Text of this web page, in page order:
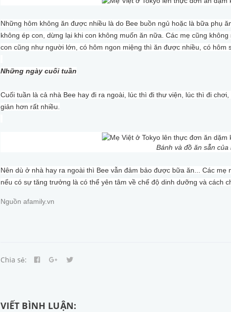
Những hôm không ăn được nhiều là do Bee buồn ngủ hoặc là bữa phụ
không ép con, dừng lại khi con không muốn ăn nữa. Các mẹ cũng không
con cũng như người lớn, có hôm ngon miệng thì ăn được nhiều, có hôm
Những ngày cuối tuần
Cuối tuần là cả nhà Bee hay đi ra ngoài, lúc thì đi thư viện, lúc thì đi
giản hơn rất nhiều.
Bánh và đồ ăn sẵn của
Nên dù ở nhà hay ra ngoài thì Bee vẫn đảm bảo được bữa ăn... Các mẹ
nếu có sự tăng trưởng là có thể yên tâm về chế độ dinh dưỡng và cách
Nguồn afamily.vn
Chia sẻ:
VIẾT BÌNH LUẬN: